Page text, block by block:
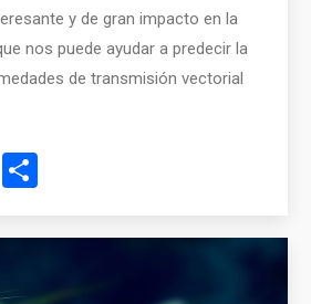
y de gran impacto en la
nos puede ayudar a predecir la
de transmisión vectorial
Email